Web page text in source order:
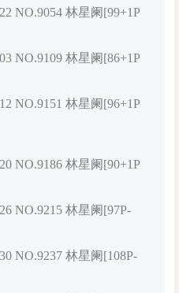
NO.9054 林星阑[99+1P
NO.9109 林星阑[86+1P
NO.9151 林星阑[96+1P
NO.9186 林星阑[90+1P
NO.9215 林星阑[97P-
NO.9237 林星阑[108P-